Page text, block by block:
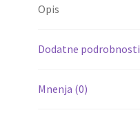
Opis
Dodatne podrobnosti
Mnenja (0)